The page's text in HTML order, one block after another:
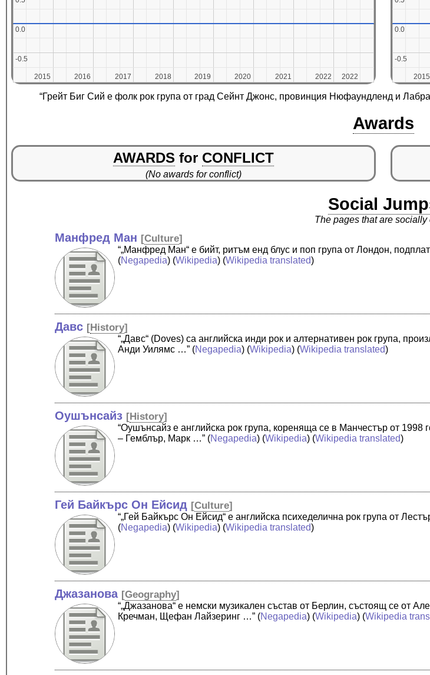
2015
2015 2016
2016 2017
2017 2018
2018 2019
2019 2020
2020 2021
2021 2022
2022 2022
2022
-0.5
-0.5
0.0
0.0
2015
2015
-0.5
-0.5
0.0
0.0
“Грейт Биг Сий е фолк рок група от град Сейнт Джонс, провинция Нюфаундленд и
Awards
AWARDS for CONFLICT
(No awards for conflict)
Social
The pages that are socially
Манфред Ман [Culture]
“„Манфред Ман“ е бийт, ритъм енд блус и поп група от Лондон,
(Negapedia) (Wikipedia) (Wikipedia translated)
Давс [History]
“„Давс“ (Doves) са английска инди рок и алтернативен рок група,
Анди Уилямс …” (Negapedia) (Wikipedia) (Wikipedia translated)
Оушънсайз [History]
“Оушънсайз е английска рок група, кореняща се в Манчестър от
– Гемблър, Марк …” (Negapedia) (Wikipedia) (Wikipedia translated)
Гей Байкърс Он Ейсид [Culture]
“„Гей Байкърс Он Ейсид“ е английска психеделична рок група от
(Negapedia) (Wikipedia) (Wikipedia translated)
Джазанова [Geography]
“„Джазанова“ е немски музикален състав от Берлин, състоящ се от
Кречман, Щефан Лайзеринг …” (Negapedia) (Wikipedia) (Wikipedia